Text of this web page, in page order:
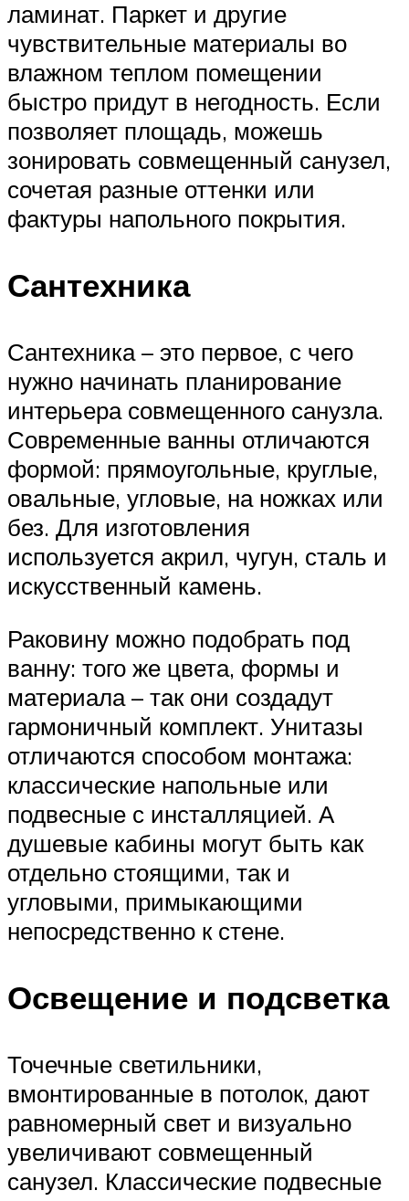
ламинат. Паркет и другие
чувствительные материалы во
влажном теплом помещении
быстро придут в негодность. Если
позволяет площадь, можешь
зонировать совмещенный санузел,
сочетая разные оттенки или
фактуры напольного покрытия.
Сантехника
Сантехника – это первое, с чего
нужно начинать планирование
интерьера совмещенного санузла.
Современные ванны отличаются
формой: прямоугольные, круглые,
овальные, угловые, на ножках или
без. Для изготовления
используется акрил, чугун, сталь и
искусственный камень.
Раковину можно подобрать под
ванну: того же цвета, формы и
материала – так они создадут
гармоничный комплект. Унитазы
отличаются способом монтажа:
классические напольные или
подвесные с инсталляцией. А
душевые кабины могут быть как
отдельно стоящими, так и
угловыми, примыкающими
непосредственно к стене.
Освещение и подсветка
Точечные светильники,
вмонтированные в потолок, дают
равномерный свет и визуально
увеличивают совмещенный
санузел. Классические подвесные